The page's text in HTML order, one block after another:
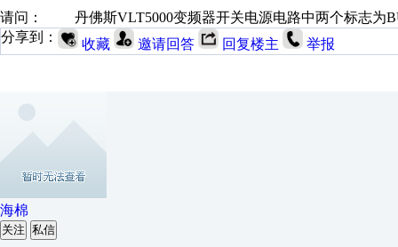
请问： 丹佛斯VLT5000变频器开关电源电路中两个标志为
分享到：
收藏 邀请回答 回复楼主 举报
海棉
关注 私信